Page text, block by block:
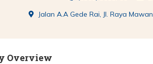
Jalan A.A Gede Rai, Jl. Raya
Overview